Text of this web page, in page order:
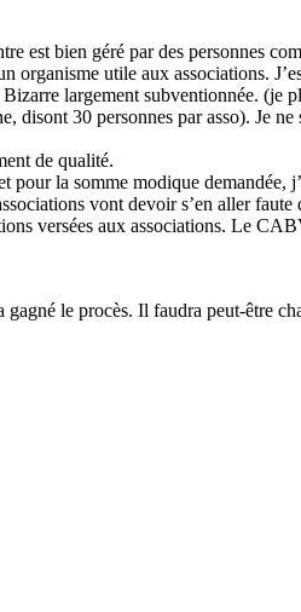
est bien géré par des personnes
utile aux associations.
largement subventionnée.
30 personnes par asso). Je
de qualité.
la somme modique demandée,
vont devoir s’en aller faute
versées aux associations. Le
le procès. Il faudra peut-être